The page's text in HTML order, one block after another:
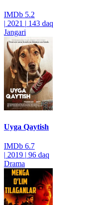
IMDb 5.2
| 2021 | 143 daq
Jangari
Uyga Qaytish
IMDb 6.7
| 2019 | 96 daq
Drama